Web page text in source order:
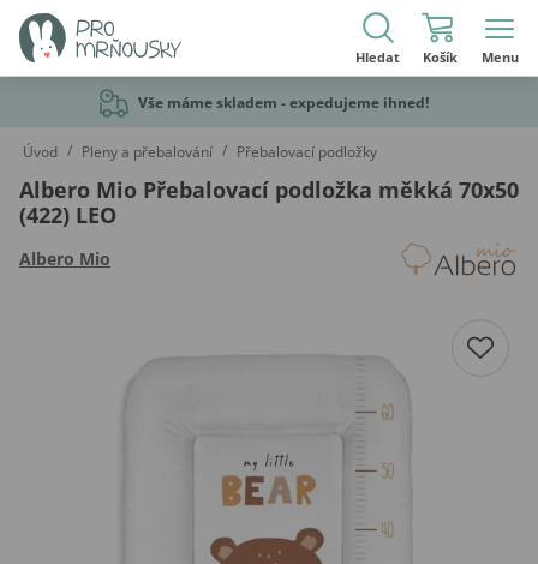
Hledat Košík Menu
Vše máme skladem - expedujeme ihned!
Úvod / Pleny a přebalování / Přebalovací podložky
Albero Mio Přebalovací podložka měkká 70x50
(422) LEO
Albero Mio